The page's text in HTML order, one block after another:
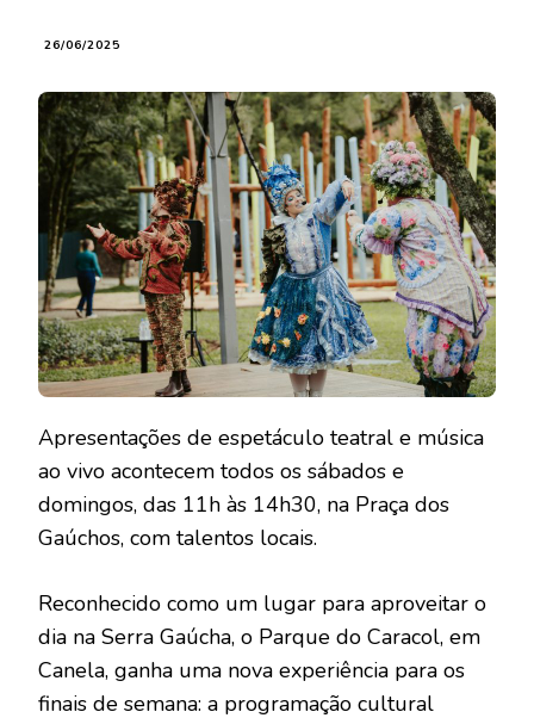
26/06/2025
Apresentações de espetáculo teatral e música
ao vivo acontecem todos os sábados e
domingos, das 11h às 14h30, na Praça dos
Gaúchos, com talentos locais.
Reconhecido como um lugar para aproveitar o
dia na Serra Gaúcha, o Parque do Caracol, em
Canela, ganha uma nova experiência para os
finais de semana: a programação cultural